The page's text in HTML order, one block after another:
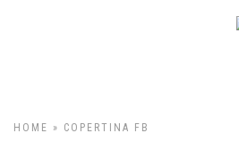
HOME » COPERTINA FB